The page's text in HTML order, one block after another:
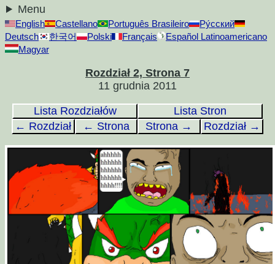
English Castellano Português Brasileiro
Ру́сский
Deutsch
한국어 Polski Français
Español Latinoamericano
Magyar
Rozdział 2, Strona 7
11 grudnia 2011
Lista Rozdziałów
Lista Stron
← Rozdział
← Strona Strona → Rozdział →
Menu